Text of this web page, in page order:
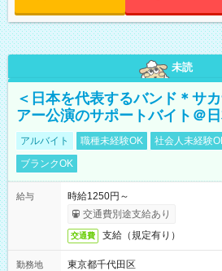
未読
＜日本を代表するバンド＊サ
アー公演のサポートバイト＠
アルバイト 職種未経験OK 社会人未経験
ブランクOK
給与
時給1250円～
交通費別途支給あり
交通費 支給（規定有り）
勤務地
東京都千代田区